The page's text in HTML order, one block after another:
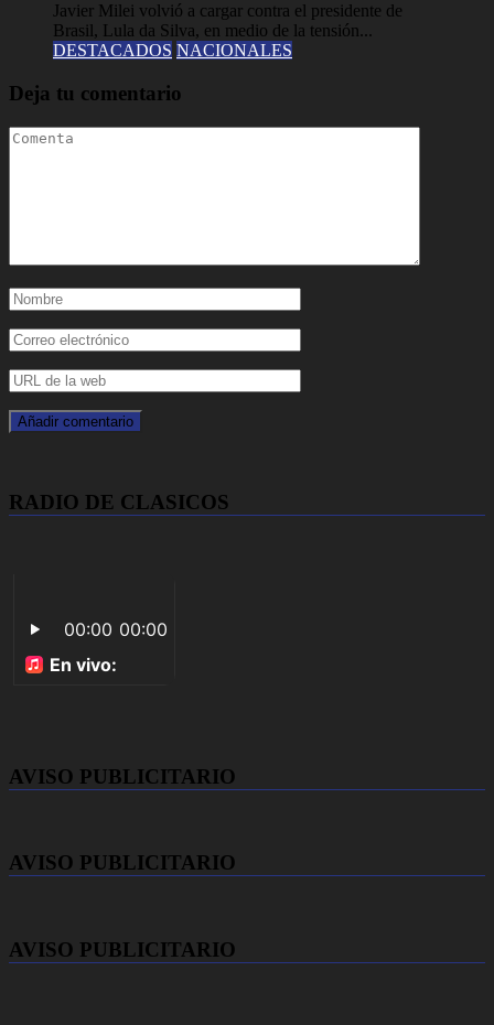
Javier Milei volvió a cargar contra el presidente de
Brasil, Lula da Silva, en medio de la tensión...
DESTACADOS NACIONALES
Deja tu comentario
RADIO DE CLASICOS
AVISO PUBLICITARIO
AVISO PUBLICITARIO
AVISO PUBLICITARIO